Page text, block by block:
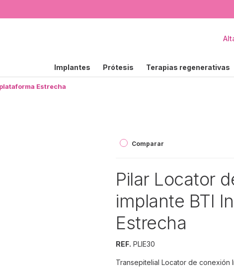
Implantes Prótesis Terapias regenerativas
Estrecha
Comparar
Pilar Locator
implante BTI
Estrecha
REF. PLIE30
Transepitelial Locator de conexión